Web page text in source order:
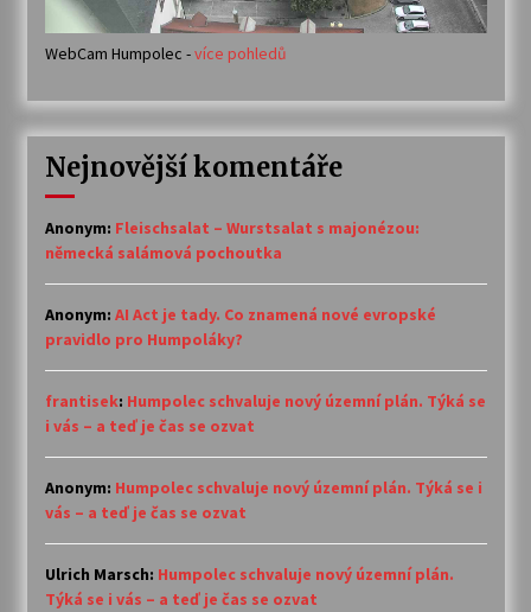
WebCam Humpolec -více pohledů
Nejnovější komentáře
Anonym: Fleischsalat – Wurstsalat s majonézou:
německá salámová pochoutka
Anonym: AI Act je tady. Co znamená nové evropské
pravidlo pro Humpoláky?
frantisek: Humpolec schvaluje nový územní plán. Týká se
i vás – a teď je čas se ozvat
Anonym: Humpolec schvaluje nový územní plán. Týká se i
vás – a teď je čas se ozvat
Ulrich Marsch: Humpolec schvaluje nový územní plán.
Týká se i vás – a teď je čas se ozvat